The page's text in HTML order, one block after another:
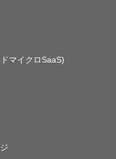
マイクロSaaS)